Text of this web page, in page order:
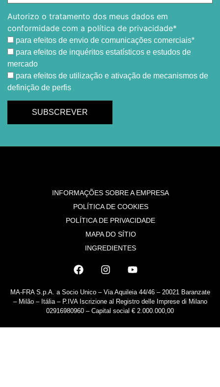
Autorizo o tratamento dos meus dados em
conformidade com a política de privacidade*
para efeitos de envio de comunicações comerciais*
para efeitos de inquéritos estatísticos e estudos de
mercado
para efeitos de utilização e ativação de mecanismos de
definição de perfis
INFORMAÇÕES SOBRE A EMPRESA
POLÍTICA DE COOKIES
POLÍTICA DE PRIVACIDADE
MAPA DO SÍTIO
INGREDIENTES
MA-FRA S.p.A. a Socio Unico – Via Aquileia 44/46 – 20021 Baranzate
– Milão – Itália – P.IVA Iscrizione al Registro delle Imprese di Milano
02916980960 – Capital social € 2.000.000,00